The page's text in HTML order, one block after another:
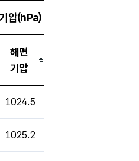
압(hPa)
해면
기압
1024.5
1025.2